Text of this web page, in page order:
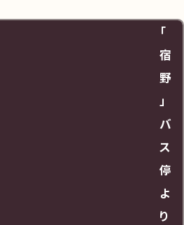
「
宿
野
」
バ
ス
停
よ
り